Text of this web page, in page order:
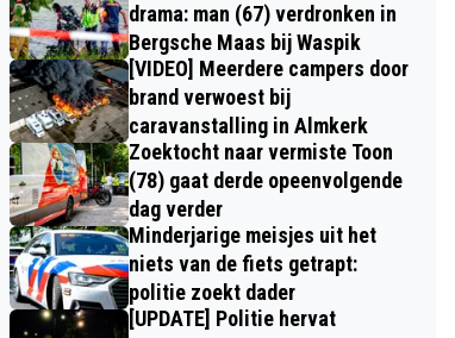
drama: man (67) verdronken in
Bergsche Maas bij Waspik
[VIDEO] Meerdere campers door
brand verwoest bij
caravanstalling in Almkerk
Zoektocht naar vermiste Toon
(78) gaat derde opeenvolgende
dag verder
Minderjarige meisjes uit het
niets van de fiets getrapt:
politie zoekt dader
[UPDATE] Politie hervat